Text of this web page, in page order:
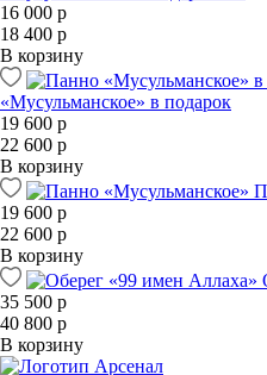
16 000 р
18 400 р
В корзину
«Мусульманское» в подарок
19 600 р
22 600 р
В корзину
19 600 р
22 600 р
В корзину
35 500 р
40 800 р
В корзину